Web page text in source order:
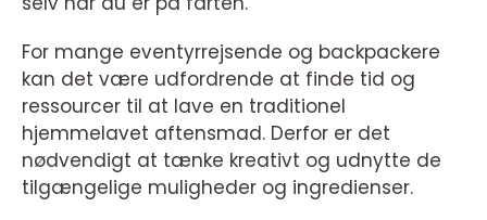
For mange eventyrrejsende og backpackere
kan det være udfordrende at finde tid og
ressourcer til at lave en traditionel
hjemmelavet aftensmad. Derfor er det
nødvendigt at tænke kreativt og udnytte de
tilgængelige muligheder og ingredienser.